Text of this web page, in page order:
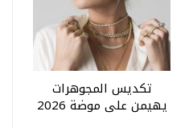
تكديس المجوهرات
يهيمن على موضة 2026